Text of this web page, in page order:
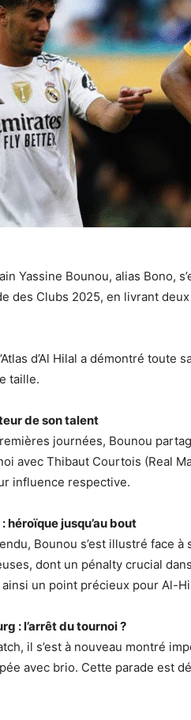
Yassine Bounou, alias Bono,
des Clubs 2025, en livrant
d’Al Hilal a démontré toute
taille.
de son talent
journées, Bounou
avec Thibaut Courtois (Real
influence respective.
héroïque jusqu’au bout
Bounou s’est illustré face
dont un pénalty crucial
un point précieux pour Al-
: l’arrêt du tournoi ?
il s’est à nouveau montré
avec brio. Cette parade est